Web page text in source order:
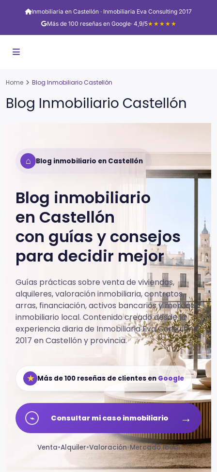
Inmobiliaria en Castellón · Inmobiliaria Eva Consulting 2017
Más de 100 reseñas en Google· 4,9/5★★★★★
Home Blog Inmobiliario Castellón
Blog Inmobiliario Castellón
⌂ Blog inmobiliario en Castellón
Blog inmobiliario
en Castellón
con guías y consejos
para decidir mejor
Guías prácticas sobre venta de viviendas,
alquileres, valoración inmobiliaria, contratos,
arras, financiación, activos bancarios y mercado
inmobiliario local. Contenido creado desde la
experiencia diaria de Inmobiliaria Eva Consulting
2017 en Castellón y provincia.
★ Más de 100 reseñas de clientes enGoogle
⌁ Consultar mi caso inmobiliario →
Venta•Alquiler•Valoración•Mercado local